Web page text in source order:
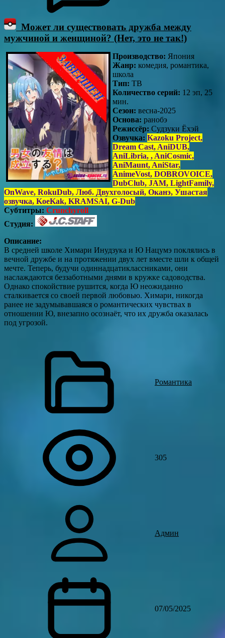
Может ли существовать дружба между
мужчиной и женщиной? (Нет, это не так!)
Производство: Япония
Жанр: комедия, романтика,
школа
Тип: ТВ
Количество серий: 12 эп, 25
мин.
Сезон: весна-2025
Основа: ранобэ
Режиссёр: Судзуки Ёхэй
Озвучка: Kazoku Project,
Dream Cast, AniDUB,
AniLibria, , AniCosmic,
AniMaunt, AniStar,
AnimeVost, DOBROVOICE,
DubClub, JAM, LightFamily,
OnWave, RokuDub, Люб. Двухголосый, Оканэ, Ушастая
озвучка, KoeKak, KRAMSAI, G-Dub
Субтитры: Crunchyroll
Студия:
Описание:
В средней школе Химари Инудзука и Ю Нацумэ поклялись в
вечной дружбе и на протяжении двух лет вместе шли к общей
мечте. Теперь, будучи одиннадцатиклассниками, они
наслаждаются беззаботными днями в кружке садоводства.
Однако спокойствие рушится, когда Ю неожиданно
сталкивается со своей первой любовью. Химари, никогда
ранее не задумывавшаяся о романтических чувствах в
отношении Ю, внезапно осознаёт, что их дружба оказалась
под угрозой.
Романтика
305
Админ
07/05/2025